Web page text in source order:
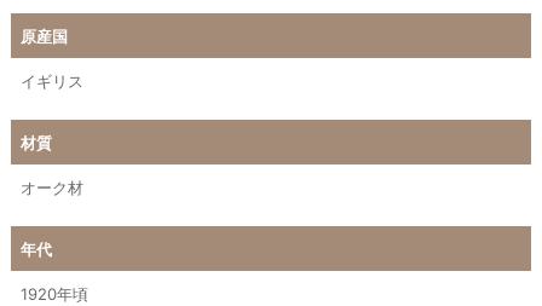
原産国
イギリス
材質
オーク材
年代
1920年頃